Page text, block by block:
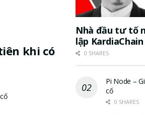
khi có
Nhà đầu tư tố
lập
0 SHARES
Pi Node –
cố
0 SHARES